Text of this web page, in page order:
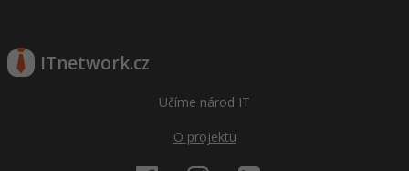
ITnetwork.cz
Učíme národ IT
O projektu